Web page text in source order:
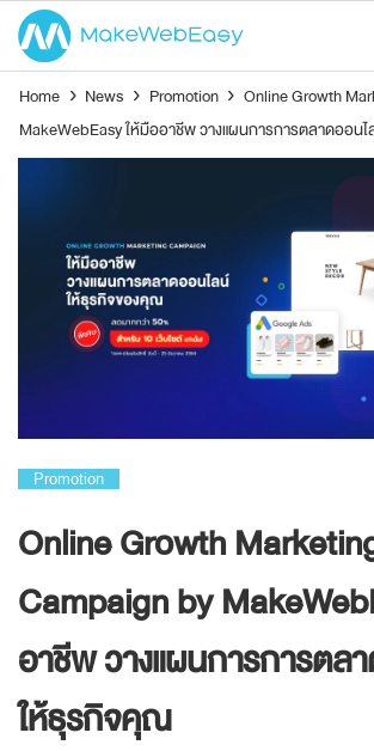
Home › News › Promotion › Online Growth
MakeWebEasy ให้มืออาชีพ วางแผนการการตลาดออน
Promotion
Online Growth
Campaign by
อาชีพ วางแผนการการตล
ให้ธุรกิจคุณ